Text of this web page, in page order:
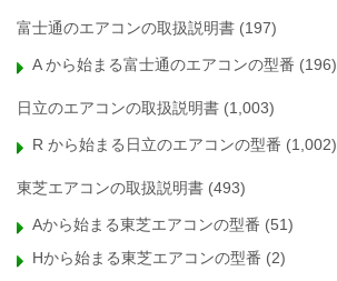
富士通のエアコンの取扱説明書 (197)
A から始まる富士通のエアコンの型番 (196)
日立のエアコンの取扱説明書 (1,003)
R から始まる日立のエアコンの型番 (1,002)
東芝エアコンの取扱説明書 (493)
Aから始まる東芝エアコンの型番 (51)
Hから始まる東芝エアコンの型番 (2)